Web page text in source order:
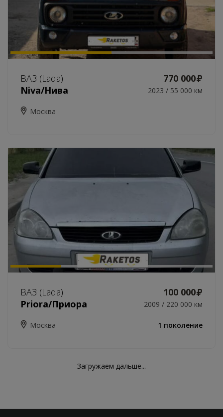
ВАЗ (Lada)
770 000
Niva/Нива
2023 / 55 000 км
Москва
ВАЗ (Lada)
100 000
Priora/Приора
2009 / 220 000 км
Москва 1 поколение